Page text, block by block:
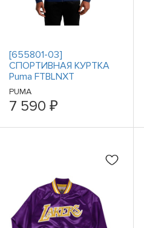
[655801-03]
СПОРТИВНАЯ КУРТКА
Puma FTBLNXT
PUMA
7 590 ₽